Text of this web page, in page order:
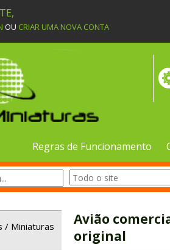
OU CRIAR UMA NOVA CONTA
Regras de Funcionamento
/ Miniaturas
Avião
original